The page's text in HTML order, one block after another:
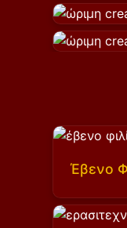
Έβενο